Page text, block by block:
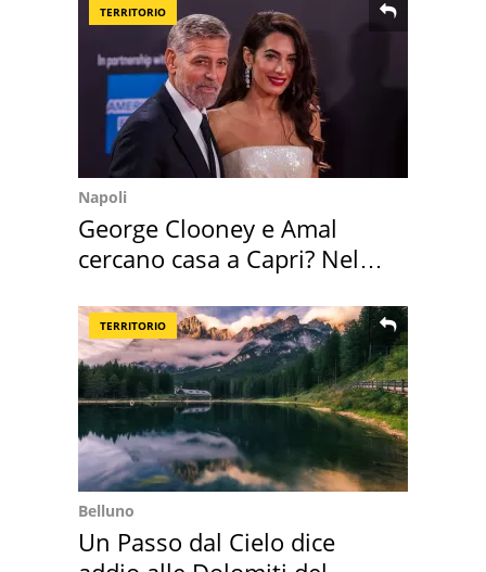
TERRITORIO
Napoli
George Clooney e Amal
cercano casa a Capri? Nel
TERRITORIO
Belluno
Un Passo dal Cielo dice